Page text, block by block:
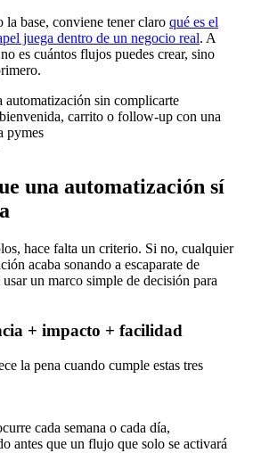
la base, conviene tener claro qué es el
juega dentro de un negocio real. A
es cuántos flujos puedes crear, sino
automatización sin complicarte
carrito o follow-up con una
pymes
una automatización sí
hace falta un criterio. Si no, cualquier
acaba sonando a escaparate de
un marco simple de decisión para
+ impacto + facilidad
la pena cuando cumple estas tres
cada semana o cada día,
antes que un flujo que solo se activará